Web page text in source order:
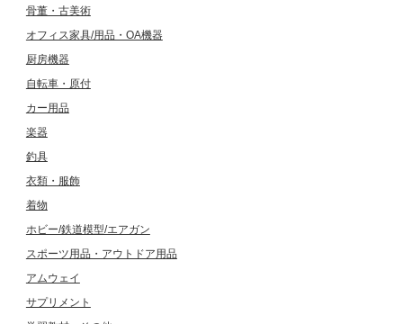
骨董・古美術
オフィス家具/用品・OA機器
厨房機器
自転車・原付
カー用品
楽器
釣具
衣類・服飾
着物
ホビー/鉄道模型/エアガン
スポーツ用品・アウトドア用品
アムウェイ
サプリメント